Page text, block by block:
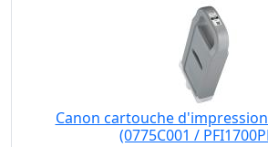
Canon cartouche
(0775C001 /